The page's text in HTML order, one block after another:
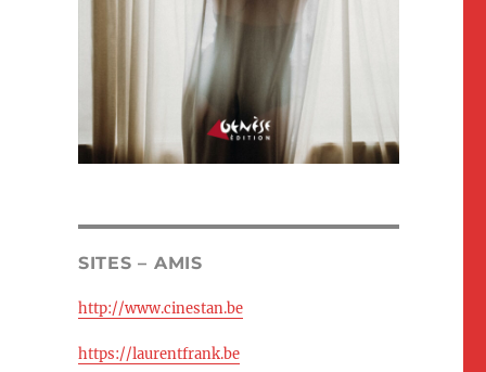
SITES – AMIS
http://www.cinestan.be
https://laurentfrank.be